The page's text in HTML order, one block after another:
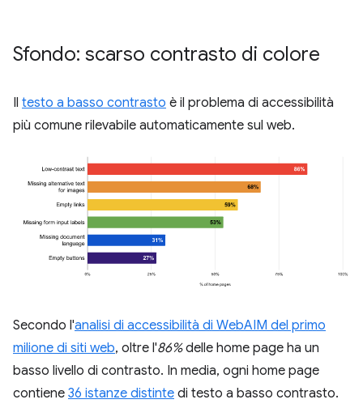
Sfondo: scarso contrasto di colore
Il testo a basso contrasto è il problema di accessibilità
più comune rilevabile automaticamente sul web.
Secondo l'analisi di accessibilità di WebAIM del primo
milione di siti web, oltre l'86%delle home page ha un
basso livello di contrasto. In media, ogni home page
contiene 36 istanze distinte di testo a basso contrasto.